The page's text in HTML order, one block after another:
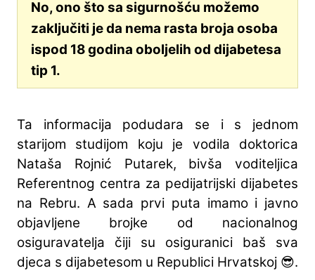
No, ono što sa sigurnošću možemo
zaključiti je da nema rasta broja osoba
ispod 18 godina oboljelih od dijabetesa
tip 1.
Ta informacija podudara se i s jednom
starijom studijom koju je vodila doktorica
Nataša Rojnić Putarek, bivša voditeljica
Referentnog centra za pedijatrijski dijabetes
na Rebru. A sada prvi puta imamo i javno
objavljene brojke od nacionalnog
osiguravatelja čiji su osiguranici baš sva
djeca s dijabetesom u Republici Hrvatskoj 😎.